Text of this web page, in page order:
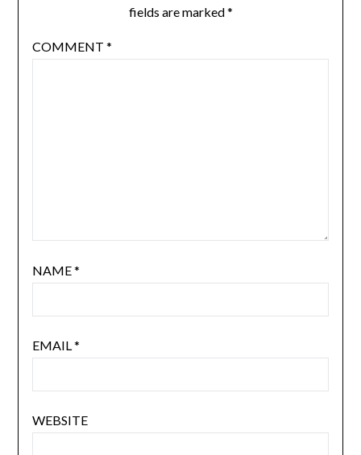
fields are marked*
COMMENT *
NAME*
EMAIL*
WEBSITE